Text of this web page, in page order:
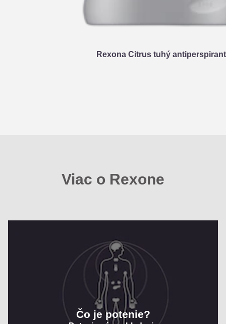
Rexona Citrus tuhý antiperspirant
Viac o Rexone
Čo je potenie?